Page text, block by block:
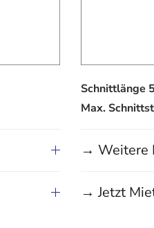
Schnittlänge
Max.
→ Weitere
→ Jetzt